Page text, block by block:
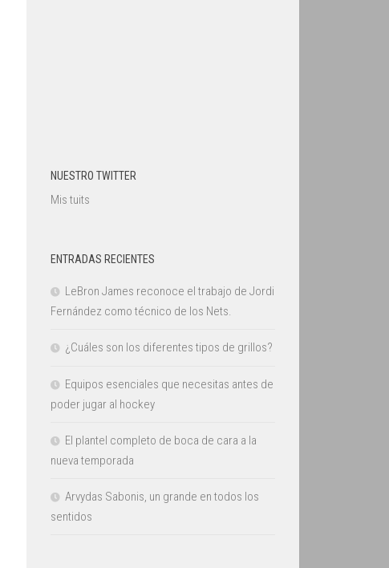
NUESTRO TWITTER
Mis tuits
ENTRADAS RECIENTES
LeBron James reconoce el trabajo de Jordi
Fernández como técnico de los Nets.
¿Cuáles son los diferentes tipos de grillos?
Equipos esenciales que necesitas antes de
poder jugar al hockey
El plantel completo de boca de cara a la
nueva temporada
Arvydas Sabonis, un grande en todos los
sentidos